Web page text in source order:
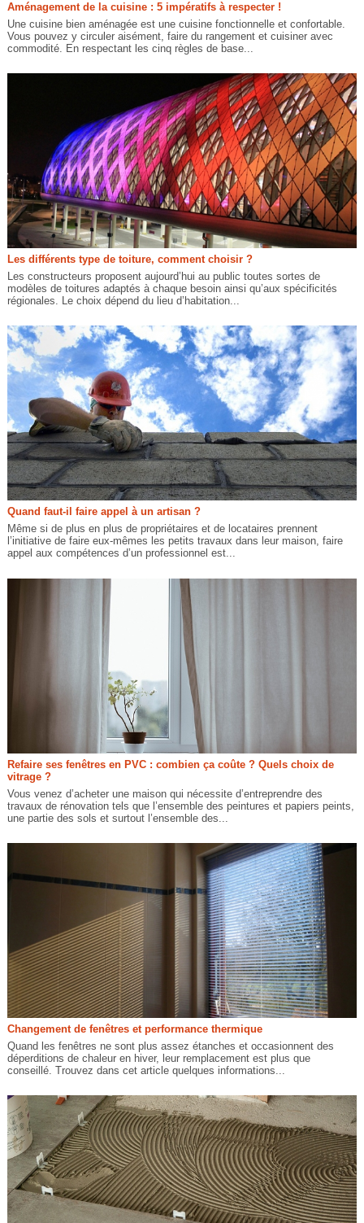
Aménagement de la cuisine : 5 impératifs à respecter !
Une cuisine bien aménagée est une cuisine fonctionnelle et confortable.
Vous pouvez y circuler aisément, faire du rangement et cuisiner avec
commodité. En respectant les cinq règles de base...
Les différents type de toiture, comment choisir ?
Les constructeurs proposent aujourd’hui au public toutes sortes de
modèles de toitures adaptés à chaque besoin ainsi qu’aux spécificités
régionales. Le choix dépend du lieu d’habitation...
Quand faut-il faire appel à un artisan ?
Même si de plus en plus de propriétaires et de locataires prennent
l’initiative de faire eux-mêmes les petits travaux dans leur maison, faire
appel aux compétences d’un professionnel est...
Refaire ses fenêtres en PVC : combien ça coûte ? Quels choix de
vitrage ?
Vous venez d’acheter une maison qui nécessite d’entreprendre des
travaux de rénovation tels que l’ensemble des peintures et papiers peints,
une partie des sols et surtout l’ensemble des...
Changement de fenêtres et performance thermique
Quand les fenêtres ne sont plus assez étanches et occasionnent des
déperditions de chaleur en hiver, leur remplacement est plus que
conseillé. Trouvez dans cet article quelques informations...